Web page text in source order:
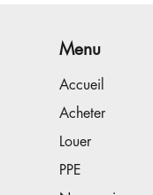
Menu
Accueil
Acheter
Louer
PPE